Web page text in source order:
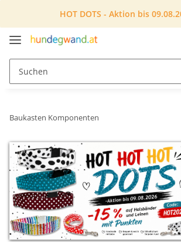
HOT DOTS - Aktion bis
Baukasten Komponenten